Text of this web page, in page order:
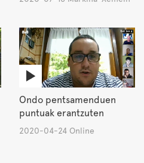
Ondo pentsamenduen
puntuak erantzuten
2020-04-24 Online